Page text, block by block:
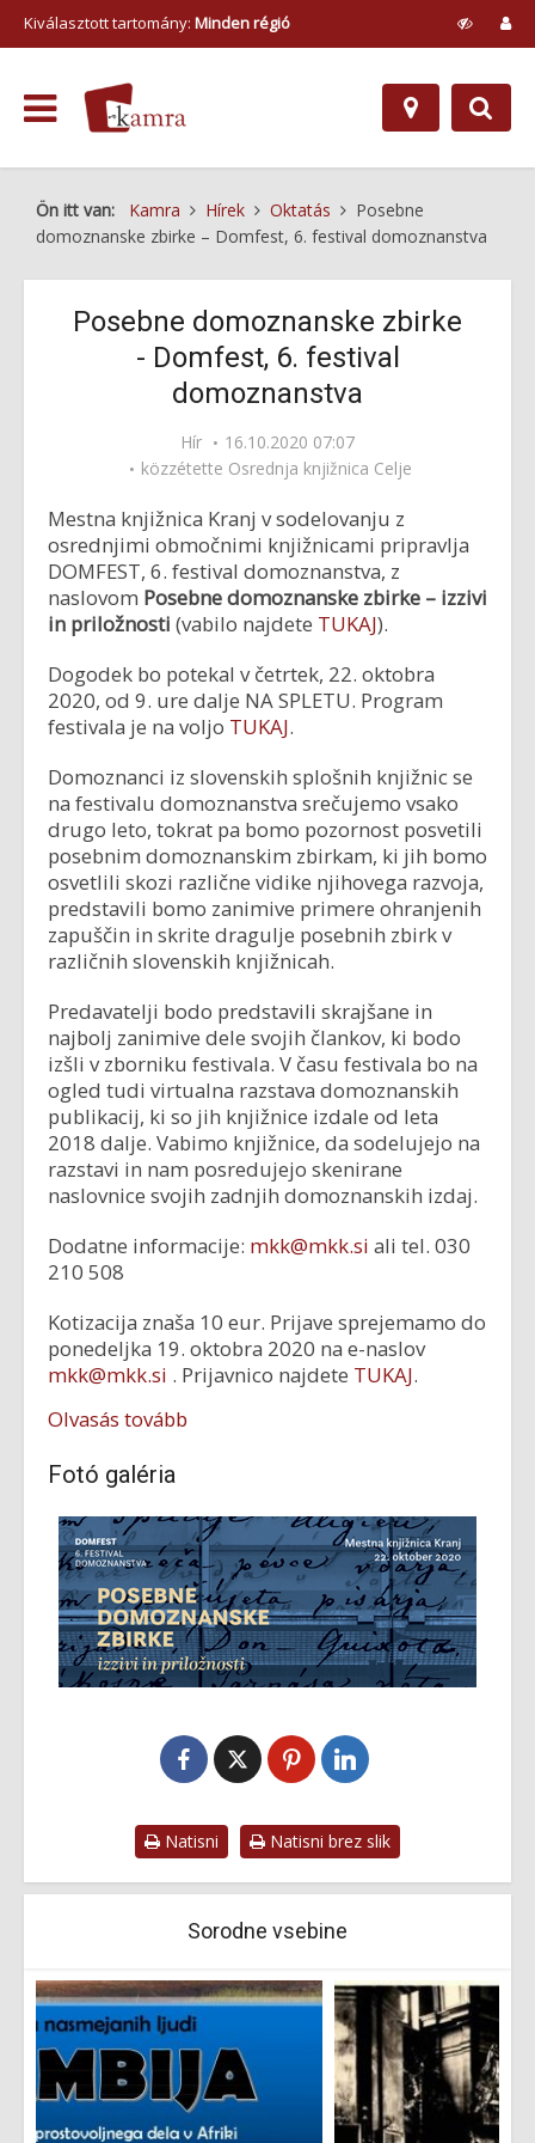
Kiválasztott tartomány: Minden régió
Ön itt van: Kamra Hírek Oktatás
Posebne
domoznanske zbirke – Domfest, 6. festival domoznanstva
Posebne domoznanske zbirke
- Domfest, 6. festival
domoznanstva
Hír
16.10.2020 07:07
közzétette Osrednja knjižnica Celje
Mestna knjižnica Kranj v sodelovanju z
osrednjimi območnimi knjižnicami pripravlja
DOMFEST, 6. festival domoznanstva, z
naslovom Posebne domoznanske zbirke – izzivi
in priložnosti (vabilo najdete TUKAJ).
Dogodek bo potekal v četrtek, 22. oktobra
2020, od 9. ure dalje NA SPLETU. Program
festivala je na voljo TUKAJ.
Domoznanci iz slovenskih splošnih knjižnic se
na festivalu domoznanstva srečujemo vsako
drugo leto, tokrat pa bomo pozornost posvetili
posebnim domoznanskim zbirkam, ki jih bomo
osvetlili skozi različne vidike njihovega razvoja,
predstavili bomo zanimive primere ohranjenih
zapuščin in skrite dragulje posebnih zbirk v
različnih slovenskih knjižnicah.
Predavatelji bodo predstavili skrajšane in
najbolj zanimive dele svojih člankov, ki bodo
izšli v zborniku festivala. V času festivala bo na
ogled tudi virtualna razstava domoznanskih
publikacij, ki so jih knjižnice izdale od leta
2018 dalje. Vabimo knjižnice, da sodelujejo na
razstavi in nam posredujejo skenirane
naslovnice svojih zadnjih domoznanskih izdaj.
Dodatne informacije: mkk@mkk.si ali tel. 030
210 508
Kotizacija znaša 10 eur. Prijave sprejemamo do
ponedeljka 19. oktobra 2020 na e-naslov
mkk@mkk.si . Prijavnico najdete TUKAJ.
Olvasás tovább
Fotó galéria
Natisni Natisni brez slik
Sorodne vsebine